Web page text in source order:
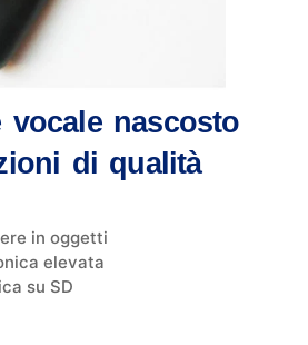
vocale nascosto
di qualità
in oggetti
elevata
su SD